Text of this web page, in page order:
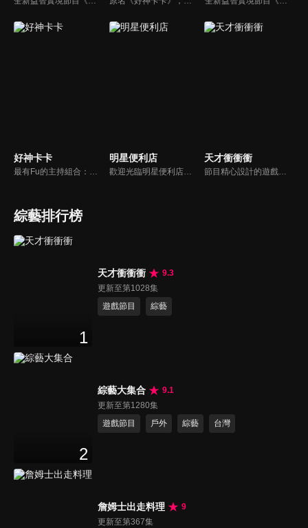
好神卡卡
最有Fu的主持組合：「A咖天王」徐乃麟+「好神天心」朱芯儀+「真理大學校花」洪棠+「台大獸醫碩士」LYDIA。遊戲的層層關卡，來賓必須要和主持人比反應，比記憶，比機智，比膽識，幸運女神的眷顧與遠離永遠都是個未知數！
明星便利店
歡迎光臨明星便利店！你覺得便利店裡面有什麼？關東煮？茶葉蛋？還是讓你尖叫的大明星？一家擁有明星的便利店，到底有多稀奇，你會不會想要光臨呢？
天才衝衝衝
節目精心設計的遊戲內容，包括深受觀眾喜愛並且火紅於各大專院校的【TEMPO系列】，考驗藝人用肢體表達能力以及聯想能力的【你是WORD演】、【會演是英雄】，考驗英文程度的【EAR傳耳ABC】，超簡單、超爆笑的【看你怎麼說】，以及考驗藝人反應、機智以及隊友默契的【不可能的默契】等單元，逗趣又爆笑！
綜藝排行榜
1
天才衝衝衝
9.3
更新至第1028集
遊戲節目
綜藝
2
綜藝大集合
9.1
更新至第1280集
遊戲節目
戶外 綜藝 台灣
詹姆士出走料理
9
更新至第367集